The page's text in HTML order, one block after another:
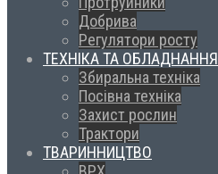
Добрива
Регулятори росту
ТЕХНІКА ТА ОБЛАДНАННЯ
Збиральна техніка
Посівна техніка
Захист рослин
Трактори
ТВАРИННИЦТВО